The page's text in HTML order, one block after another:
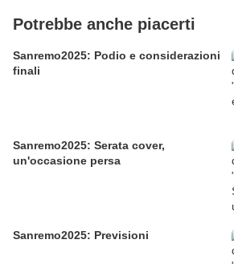
Potrebbe anche piacerti
Sanremo2025: Podio e considerazioni
finali
Sanremo2025: Serata cover,
un'occasione persa
Sanremo2025: Previsioni